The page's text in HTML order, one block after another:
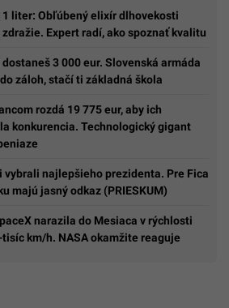
1 liter: Obľúbený elixír dlhovekosti
Expert radí, ako spoznať kvalitu
dostaneš 3 000 eur. Slovenská armáda
záloh, stačí ti základná škola
rozdá 19 775 eur, aby ich
konkurencia. Technologický gigant
vybrali najlepšieho prezidenta. Pre Fica
majú jasný odkaz (PRIESKUM)
narazila do Mesiaca v rýchlosti
km/h. NASA okamžite reaguje